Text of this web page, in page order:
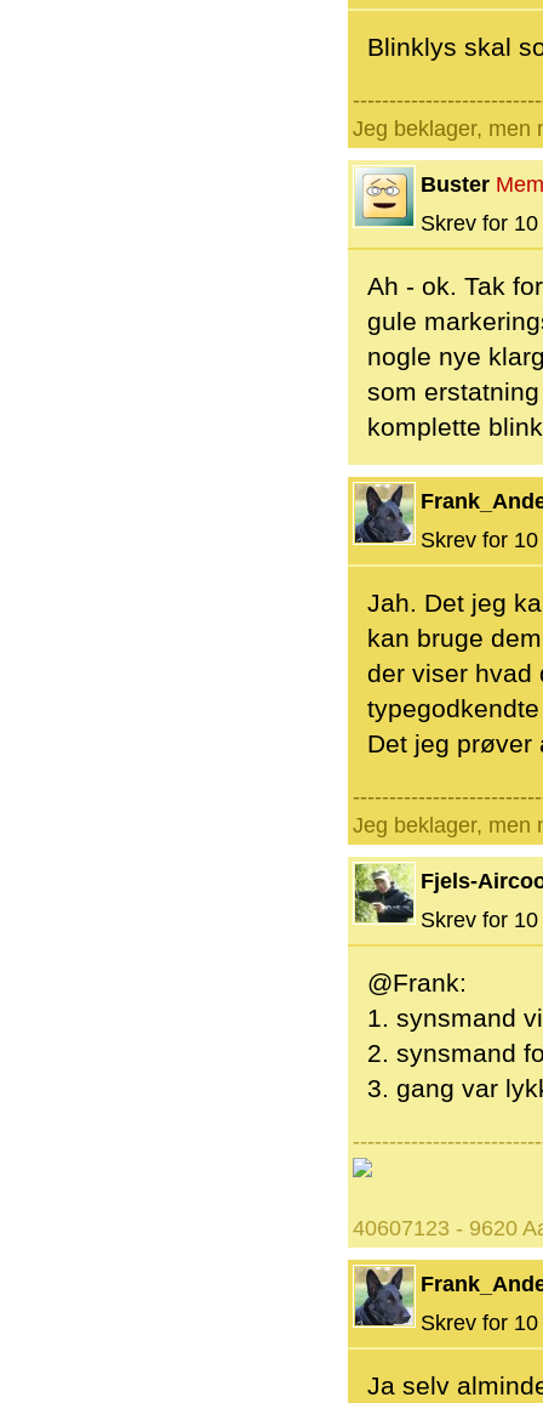
Blinklys skal
Jeg beklager, men
Buster
Skrev for
Ah - ok. Tak
gule
nogle nye
som
komplette
Skrev for
Jah. Det jeg
kan bruge
der viser hvad
Det jeg prøver
Jeg beklager, men
Fjels-
Skrev for
@Frank:
1. synsmand
2. synsmand
3. gang var
40607123 - 9620
Skrev for
Ja selv